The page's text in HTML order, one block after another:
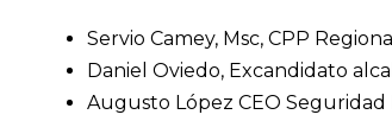
Servio Camey, Msc, CPP
Daniel Oviedo, Excandidato
Augusto López CEO Seguridad